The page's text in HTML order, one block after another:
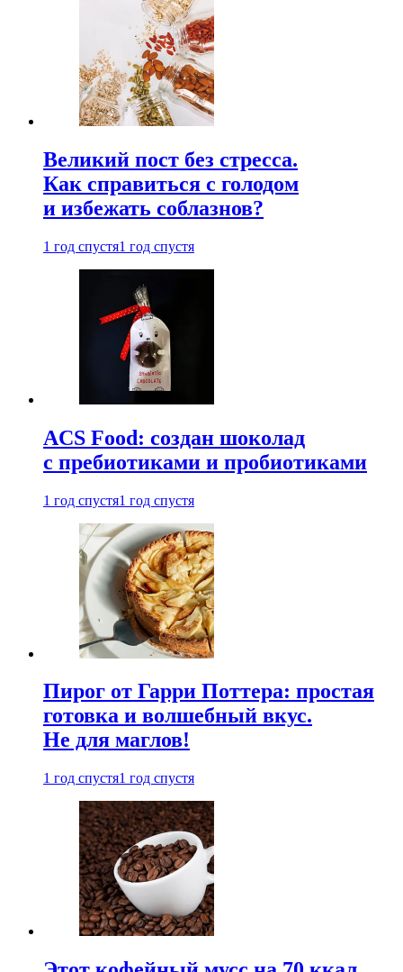
Великий пост без стресса.
Как справиться с голодом
и избежать соблазнов?
1 год спустя1 год спустя
ACS Food: создан шоколад
с пребиотиками и пробиотиками
1 год спустя1 год спустя
Пирог от Гарри Поттера: простая
готовка и волшебный вкус.
Не для маглов!
1 год спустя1 год спустя